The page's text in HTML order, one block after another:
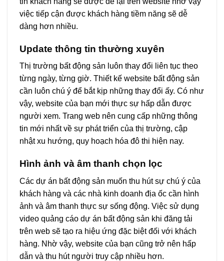
việc tiếp cận được khách hàng tiềm năng sẽ dễ
dàng hơn nhiều.
Update thông tin thường xuyên
Thị trường bất động sản luôn thay đổi liên tục theo
từng ngày, từng giờ. Thiết kế website bất động sản
cần luôn chú ý để bắt kịp những thay đổi ấy. Có như
vậy, website của bạn mới thực sự hấp dẫn được
người xem. Trang web nên cung cấp những thông
tin mới nhất về sự phát triển của thị trường, cập
nhật xu hướng, quy hoạch hóa đô thi hiện nay.
Hình ảnh và âm thanh chọn lọc
Các dự án bất động sản muốn thu hút sự chú ý của
khách hàng và các nhà kinh doanh địa ốc cần hình
ảnh và âm thanh thực sự sống động. Việc sử dụng
video quảng cáo dự án bất động sản khi đăng tải
trên web sẽ tạo ra hiệu ứng đặc biệt đối với khách
hàng. Nhờ vậy, website của bạn cũng trở nên hấp
dẫn và thu hút người truy cập nhiều hơn.